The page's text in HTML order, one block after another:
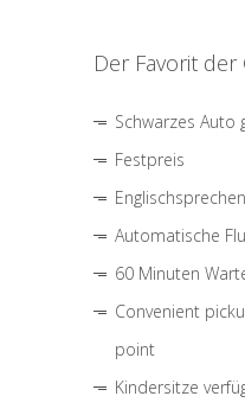
Der Favorit
Schwarzes Auto
Festpreis
Automatische
60 Minuten
Convenient
point
Kindersitze